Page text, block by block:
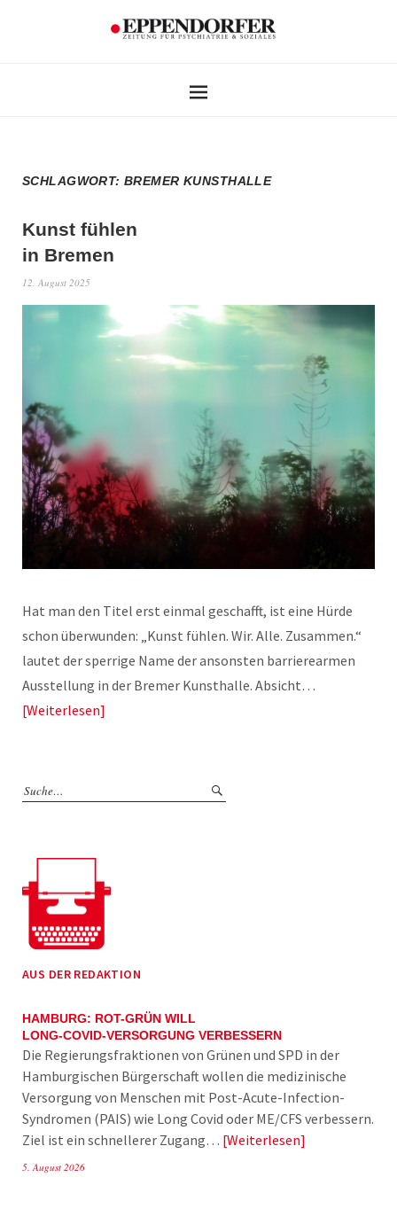
SCHLAGWORT:BREMER KUNSTHALLE
Kunst fühlen
in Bremen
12. August 2025
Hat man den Titel erst einmal geschafft, ist eine Hürde
schon überwunden: „Kunst fühlen. Wir. Alle. Zusammen.“
lautet der sperrige Name der ansonsten barrierearmen
Ausstellung in der Bremer Kunsthalle. Absicht…
Weiterlesen
AUS DER REDAKTION
HAMBURG: ROT-GRÜN WILL
LONG-COVID-VERSORGUNG VERBESSERN
Die Regierungsfraktionen von Grünen und SPD in der
Hamburgischen Bürgerschaft wollen die medizinische
Versorgung von Menschen mit Post-Acute-Infection-
Syndromen (PAIS) wie Long Covid oder ME/CFS verbessern.
Ziel ist ein schnellerer Zugang… Weiterlesen
5. August 2026